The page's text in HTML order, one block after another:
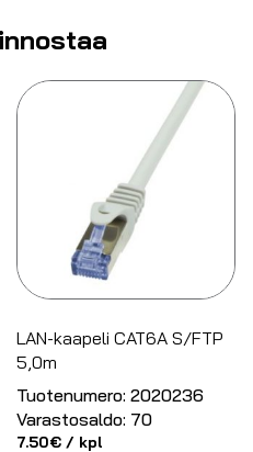
LAN-kaapeli CAT6A S/FTP
5,0m
Tuotenumero: 2020236
Varastosaldo: 70
7.50€ / kpl